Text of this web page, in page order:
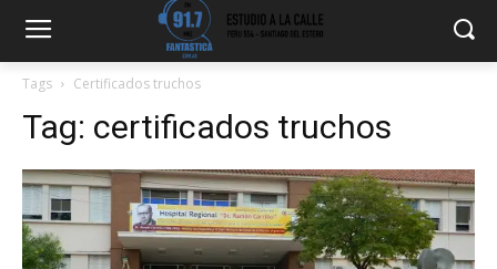
Tags Certificados truchos
Tag: certificados truchos